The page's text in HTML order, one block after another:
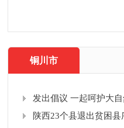
铜川市
发出倡议 一起呵护大自
陕西23个县退出贫困